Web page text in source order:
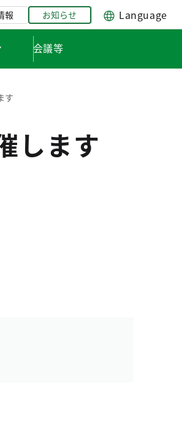
報 お知らせ Language
会議等
す
します